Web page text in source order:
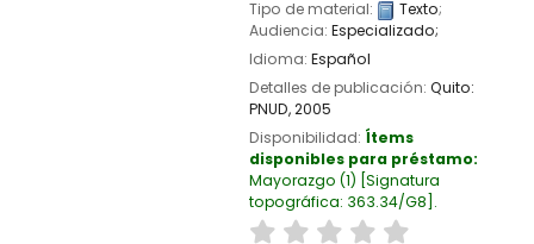
Tipo de material: Texto;
Audiencia: Especializado;
Idioma: Español
Detalles de publicación: Quito:
PNUD,2005
Disponibilidad: Ítems
disponibles para préstamo:
Mayorazgo (1) Signatura
topográfica: 363.34/G8 .